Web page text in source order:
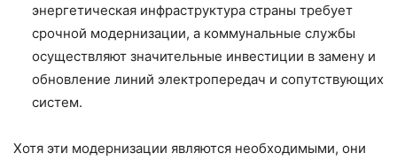
энергетическая инфраструктура страны требует
срочной модернизации, а коммунальные службы
осуществляют значительные инвестиции в замену и
обновление линий электропередач и сопутствующих
систем.
Хотя эти модернизации являются необходимыми, они